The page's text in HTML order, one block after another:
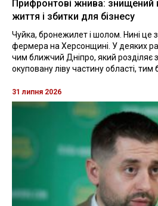
Прифронтові жнива: знищений
життя і збитки для бізнесу
Чуйка, бронежилет і шолом. Нині це
фермера на Херсонщині. У деяких
чим ближчий Дніпро, який розділяє
окуповану ліву частину області, тим
31 липня 2026